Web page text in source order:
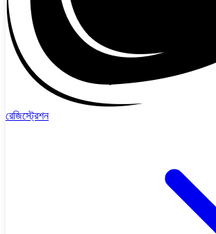
রেজিস্ট্রেশন